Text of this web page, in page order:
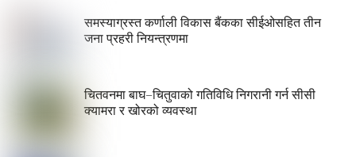
समस्याग्रस्त कर्णाली विकास बैंकका सीईओसहित तीन
जना प्रहरी नियन्त्रणमा
चितवनमा बाघ–चितुवाको गतिविधि निगरानी गर्न सीसी
क्यामरा र खोरको व्यवस्था